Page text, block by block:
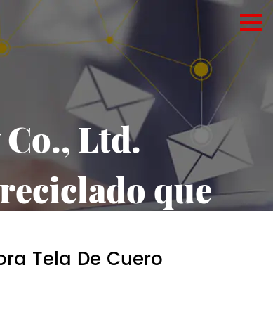
Ltd.
que
soluciones textiles sostenibles
Tela De Cuero